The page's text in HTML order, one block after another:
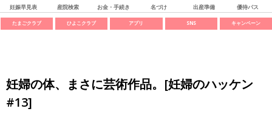
妊娠早見表 産院検索 お金・手続き 名づけ 出産準備 優待パス
たまごクラブ ひよこクラブ アプリ SNS キャンペーン
妊婦の体、まさに芸術作品。[妊婦のハッケン
#13]